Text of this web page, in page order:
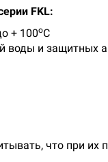
FKL:
+ 100оС
воды и защитных
что при